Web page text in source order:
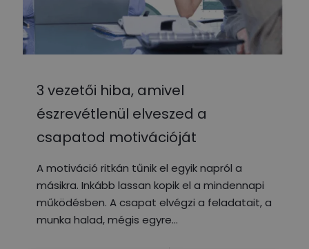
3 vezetői hiba, amivel
észrevétlenül elveszed a
csapatod motivációját
A motiváció ritkán tűnik el egyik napról a
másikra. Inkább lassan kopik el a mindennapi
működésben. A csapat elvégzi a feladatait, a
munka halad, mégis egyre